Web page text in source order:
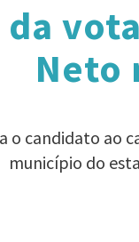
Neto
o candidato ao
município do